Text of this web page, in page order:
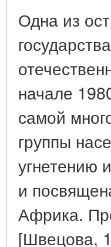
Одна из
начале
самой
группы
угнетению
и
Африка.
[Швецова,